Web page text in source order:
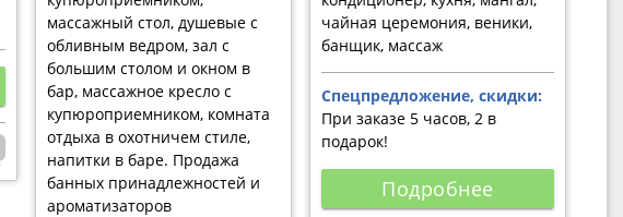
массажный стол, душевые с
обливным ведром, зал с
большим столом и окном в
бар, массажное кресло с
купюроприемником, комната
отдыха в охотничем стиле,
напитки в баре. Продажа
банных принадлежностей и
ароматизаторов
чайная церемония, веники,
банщик, массаж
Спецпредложение, скидки:
При заказе 5 часов, 2 в
подарок!
Подробнее